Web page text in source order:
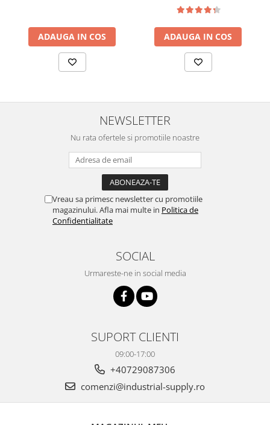
ADAUGA IN COS ADAUGA IN COS
NEWSLETTER
Nu rata ofertele si promotiile noastre
Vreau sa primesc newsletter cu promotiile
magazinului. Afla mai multe in Politica de
Confidentialitate
SOCIAL
Urmareste-ne in social media
SUPORT CLIENTI
09:00-17:00
+40729087306
comenzi@industrial-supply.ro